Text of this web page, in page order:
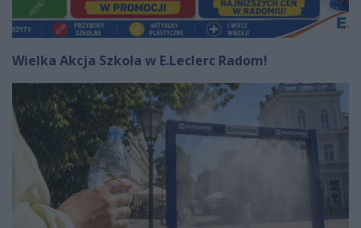
Wielka Akcja Szkoła w E.Leclerc Radom!